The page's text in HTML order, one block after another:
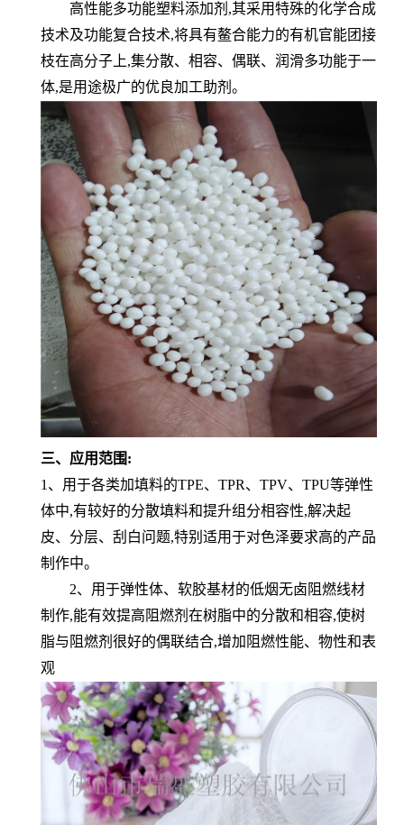
高性能多功能塑料添加剂,其采用特殊的化学合成
技术及功能复合技术,将具有鳌合能力的有机官能团接
枝在高分子上,集分散、相容、偶联、润滑多功能于一
体,是用途极广的优良加工助剂。
三、应用范围:
1 、用于各类加填料的TPE、TPR、TPV、TPU等弹性
体中,有较好的分散填料和提升组分相容性,解决起
皮、分层、刮白问题,特别适用于对色泽要求高的产品
制作中。
2、用于弹性体、软胶基材的低烟无卤阻燃线材
制作,能有效提高阻燃剂在树脂中的分散和相容,使树
脂与阻燃剂很好的偶联结合,增加阻燃性能、物性和表
观